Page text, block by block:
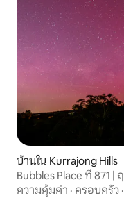
บ้านใน Kurrajong Hills
Bubbles Place ที่ 871 |
ความคุ้มค่า · ครอบครัว ·